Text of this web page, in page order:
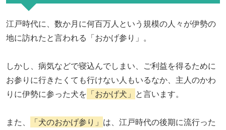
江戸時代に、数か月に何百万人という規模の人々が伊勢の
地に訪れたと言われる「おかげ参り」。
しかし、病気などで寝込んでしまい、ご利益を得るために
お参りに行きたくても行けない人もいるなか、主人のかわ
りに伊勢に参った犬を 「おかげ犬」 と言います。
また、 「犬のおかげ参り」 は、江戸時代の後期に流行った